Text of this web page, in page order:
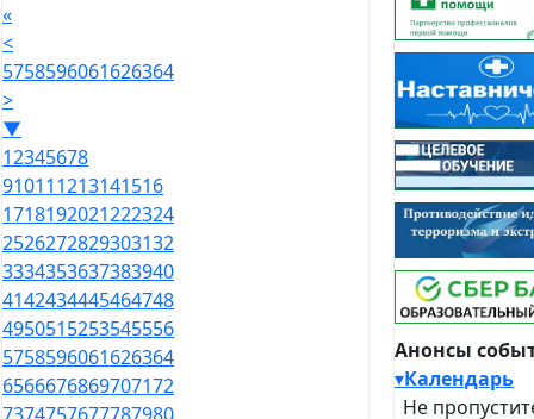
«
<
5758596061626364
>
▼
12345678
910111213141516
1718192021222324
2526272829303132
3334353637383940
4142434445464748
4950515253545556
5758596061626364
6566676869707172
Анонсы
▾Календарь
Не